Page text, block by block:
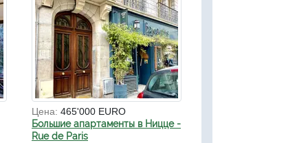
Цена: 465'000 EURO
Большие апартаменты в Ницце -
Rue de Paris